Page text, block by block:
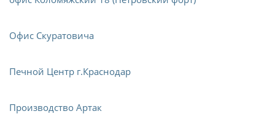
Офис Скуратовича
Печной Центр г.Краснодар
Производство Артак